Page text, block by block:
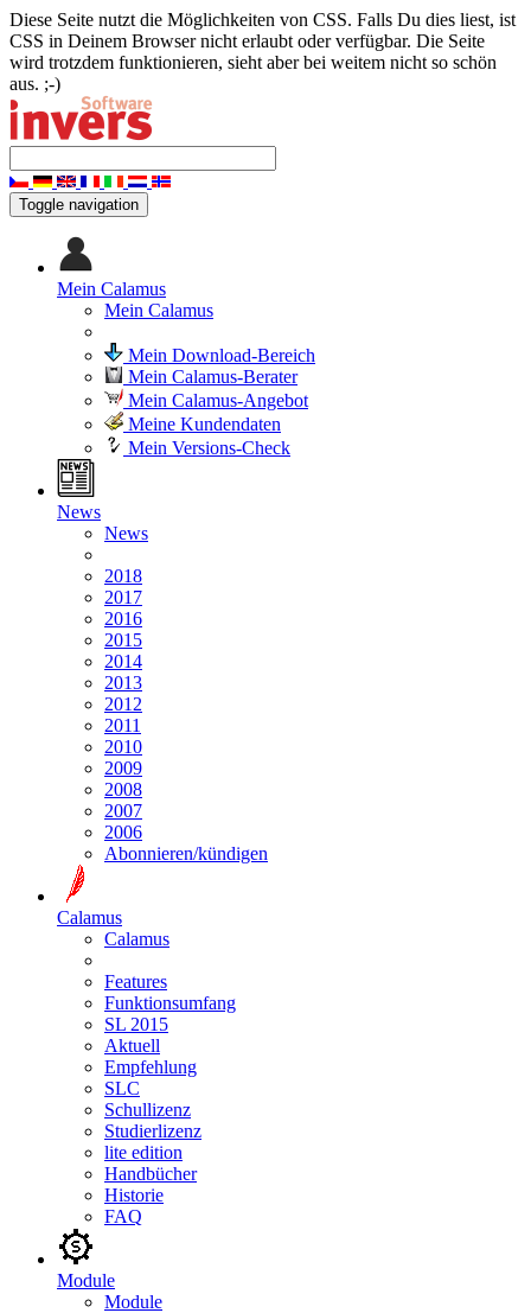
Diese Seite nutzt die Möglichkeiten von CSS. Falls Du dies liest, ist
CSS in Deinem Browser nicht erlaubt oder verfügbar. Die Seite
wird trotzdem funktionieren, sieht aber bei weitem nicht so schön
aus. ;-)
Toggle navigation
Mein Calamus
Mein Calamus
Mein Download-Bereich
Mein Calamus-Berater
Mein Calamus-Angebot
Meine Kundendaten
Mein Versions-Check
News
News
2018
2017
2016
2015
2014
2013
2012
2011
2010
2009
2008
2007
2006
Abonnieren/kündigen
Calamus
Calamus
Features
Funktionsumfang
SL 2015
Aktuell
Empfehlung
SLC
Schullizenz
Studierlizenz
lite edition
Handbücher
Historie
FAQ
Module
Module